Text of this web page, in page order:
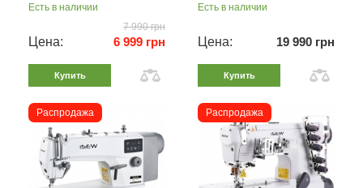
Есть в наличии
7 990 грн
Цена: 6 999 грн
Купить
Есть в наличии
Цена: 19 990 грн
Купить
Распродажа Распродажа